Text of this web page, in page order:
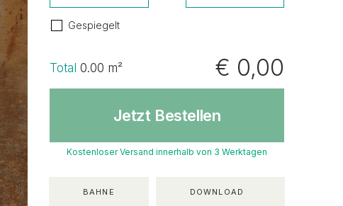
Gespiegelt
Total 0.00 m² € 0,00
Jetzt Bestellen
Kostenloser Versand innerhalb von 3 Werktagen
BAHNE DOWNLOAD